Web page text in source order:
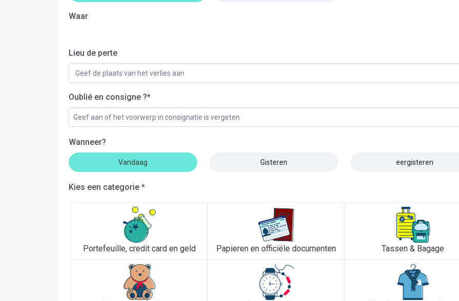
Waar
Lieu de perte
Oublié en consigne ?*
Geef aan of het voorwerp in consignatie is vergeten
Wanneer?
Vandaag Gisteren eergisteren
Kies een categorie *
Portefeuille, credit card en geld Papieren en officiële documenten Tassen & Bagage